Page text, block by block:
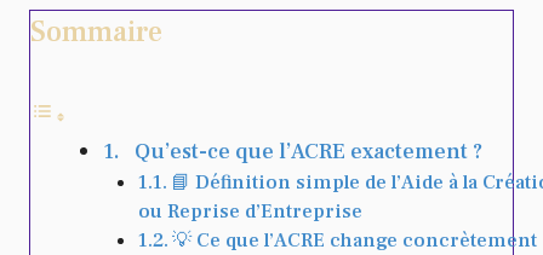
Sommaire
Qu’est-ce que l’ACRE exactement ?
📘 Définition simple de l’Aide à la
ou Reprise d’Entreprise
💡 Ce que l’ACRE change